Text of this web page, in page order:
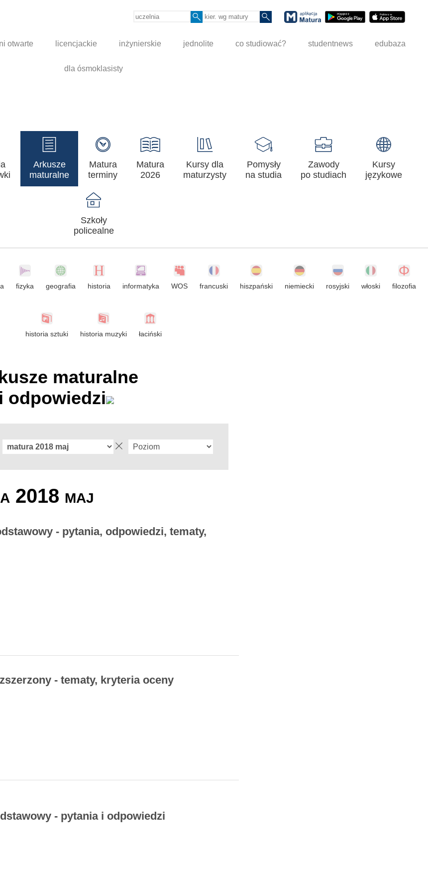
otwarte licencjackie inżynierskie jednolite co studiować? studentnews edubaza
dla ósmoklasisty
Arkusze
maturalne
Matura
terminy
Matura
2026
Kursy dla
maturzysty
Pomysły
na studia
Zawody
po studiach
Kursy
językowe
Szkoły
policealne
fizyka geografia historia informatyka WOS francuski hiszpański niemiecki rosyjski włoski filozofia
historia sztuki historia muzyki łaciński
maturalne
odpowiedzi
2018 maj
- pytania, odpowiedzi, tematy,
- tematy, kryteria oceny
- pytania i odpowiedzi